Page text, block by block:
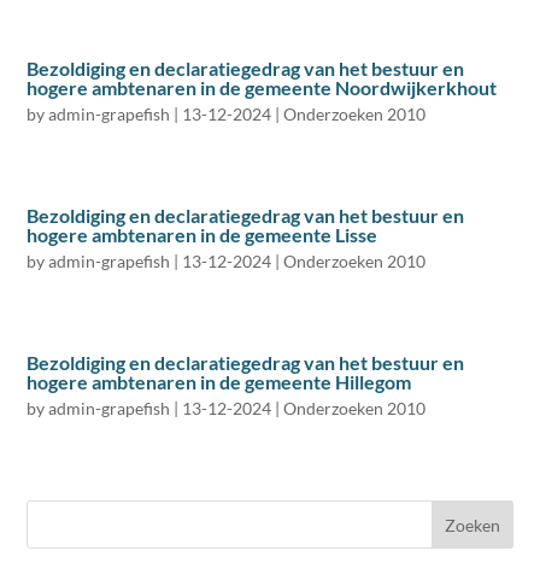
Bezoldiging en declaratiegedrag van het bestuur en
hogere ambtenaren in de gemeente Noordwijkerkhout
byadmin-grapefish | 13-12-2024 |Onderzoeken 2010
Bezoldiging en declaratiegedrag van het bestuur en
hogere ambtenaren in de gemeente Lisse
byadmin-grapefish | 13-12-2024 |Onderzoeken 2010
Bezoldiging en declaratiegedrag van het bestuur en
hogere ambtenaren in de gemeente Hillegom
byadmin-grapefish | 13-12-2024 |Onderzoeken 2010
Zoeken